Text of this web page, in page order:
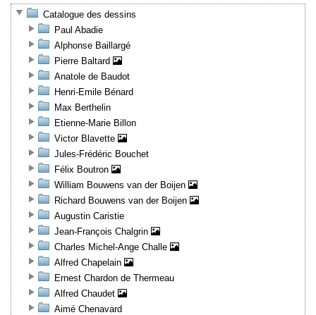
Catalogue des dessins
Paul Abadie
Alphonse Baillargé
Pierre Baltard
Anatole de Baudot
Henri-Emile Bénard
Max Berthelin
Etienne-Marie Billon
Victor Blavette
Jules-Frédéric Bouchet
Félix Boutron
William Bouwens van der Boijen
Richard Bouwens van der Boijen
Augustin Caristie
Jean-François Chalgrin
Charles Michel-Ange Challe
Alfred Chapelain
Ernest Chardon de Thermeau
Alfred Chaudet
Aimé Chenavard